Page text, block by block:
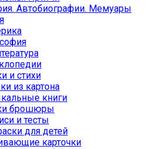
Автобиографии. Мемуары
и стихи
из картона
книги
брошюры
и тесты
для детей
карточки